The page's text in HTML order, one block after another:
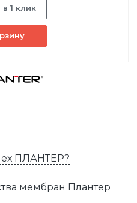
в 1 клик
ПЛАНТЕР?
мембран Плантер